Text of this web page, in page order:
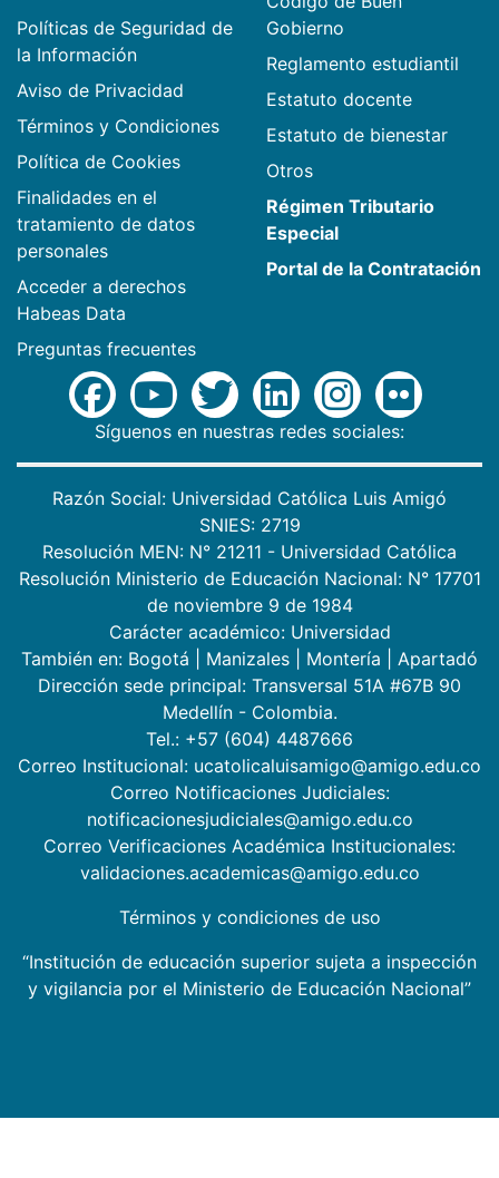
Políticas de Seguridad de
la Información
Aviso de Privacidad
Términos y Condiciones
Política de Cookies
Finalidades en el
tratamiento de datos
personales
Acceder a derechos
Habeas Data
Preguntas frecuentes
Gobierno
Reglamento estudiantil
Estatuto docente
Estatuto de bienestar
Otros
Régimen Tributario
Especial
Portal de la Contratación
Síguenos en nuestras redes sociales:
Razón Social: Universidad Católica Luis Amigó
SNIES: 2719
Resolución MEN: N° 21211 - Universidad Católica
Resolución Ministerio de Educación Nacional: N° 17701
de noviembre 9 de 1984
Carácter académico: Universidad
También en: Bogotá Manizales Montería
Apartadó
Dirección sede principal: Transversal 51A #67B 90
Medellín - Colombia.
Tel.: +57 (604) 4487666
Correo Institucional: ucatolicaluisamigo@amigo.edu.co
Correo Notificaciones Judiciales:
notificacionesjudiciales@amigo.edu.co
Correo Verificaciones Académica Institucionales:
validaciones.academicas@amigo.edu.co
Términos y condiciones de uso
“Institución de educación superior sujeta a inspección
y vigilancia por el Ministerio de Educación Nacional”